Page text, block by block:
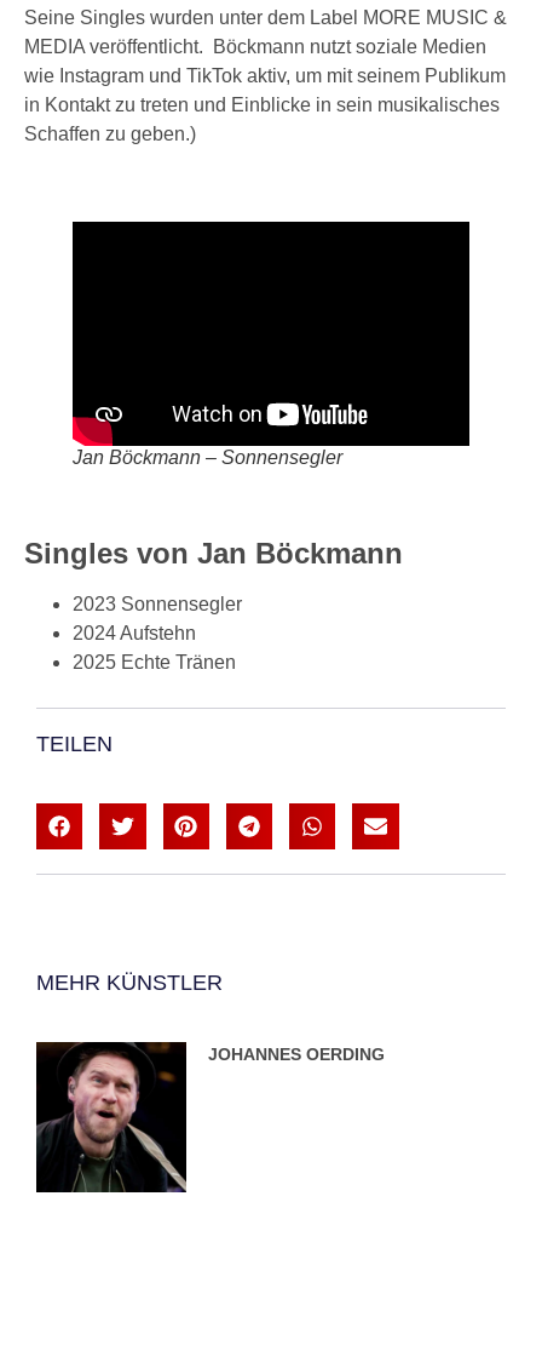
Seine Singles wurden unter dem Label MORE MUSIC &
MEDIA veröffentlicht. Böckmann nutzt soziale Medien
wie Instagram und TikTok aktiv, um mit seinem Publikum
in Kontakt zu treten und Einblicke in sein musikalisches
Schaffen zu geben.)
Jan Böckmann – Sonnensegler
Singles von Jan Böckmann
2023 Sonnensegler
2024 Aufstehn
2025 Echte Tränen
TEILEN
MEHR KÜNSTLER
JOHANNES OERDING